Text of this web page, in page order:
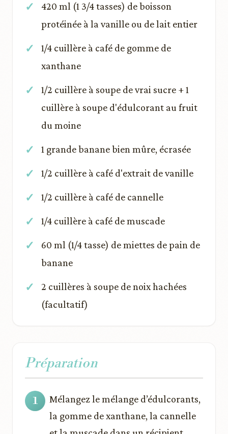
420 ml (1 3/4 tasses) de boisson
protéinée à la vanille ou de lait entier
1/4 cuillère à café de gomme de
xanthane
1/2 cuillère à soupe de vrai sucre + 1
cuillère à soupe d'édulcorant au fruit
du moine
1 grande banane bien mûre, écrasée
1/2 cuillère à café d'extrait de vanille
1/2 cuillère à café de cannelle
1/4 cuillère à café de muscade
60 ml (1/4 tasse) de miettes de pain de
banane
2 cuillères à soupe de noix hachées
(facultatif)
Préparation
Mélangez le mélange d’édulcorants,
la gomme de xanthane, la cannelle